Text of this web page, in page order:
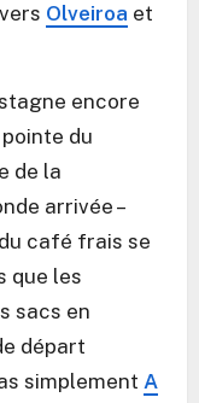
Olveiroa et
encore
du
de la
arrivée –
du café frais se
que les
sacs en
départ
simplement A